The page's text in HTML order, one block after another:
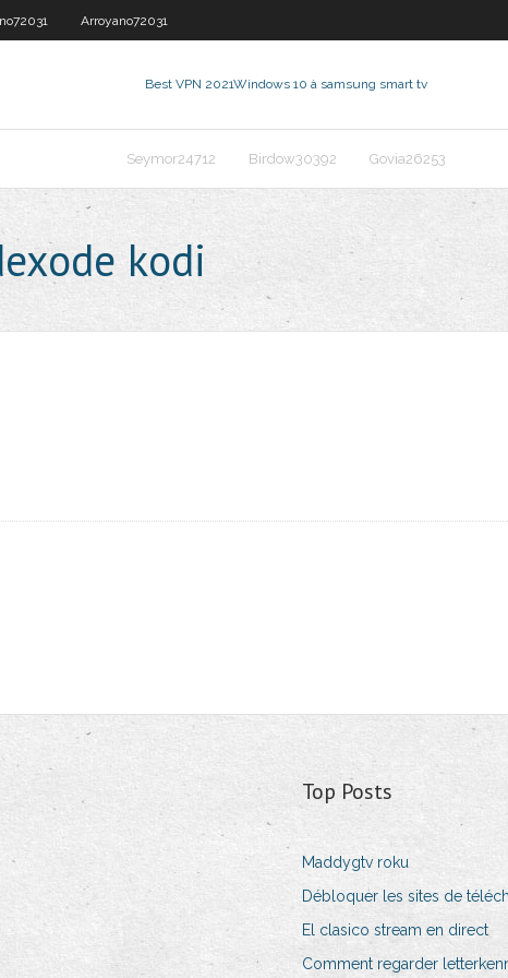
Arroyano72031
Best VPN 2021Windows 10 à samsung smart tv
Seymor24712 Birdow30392 Govia26253
kodi
Top Posts
Maddygtv roku
Débloquer les sites de
El clasico stream en direct
Comment regarder